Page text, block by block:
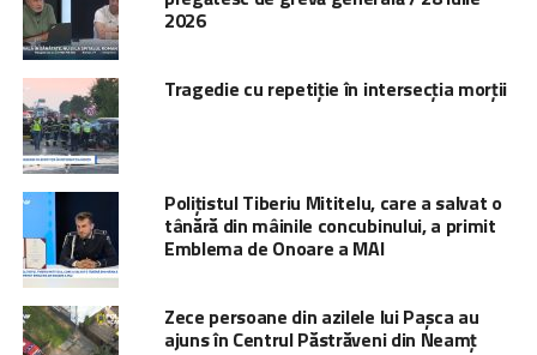
2026
Tragedie cu repetiție în intersecția morții
Polițistul Tiberiu Mititelu, care a salvat o
tânără din mâinile concubinului, a primit
Emblema de Onoare a MAI
Zece persoane din azilele lui Pașca au
ajuns în Centrul Păstrăveni din Neamț